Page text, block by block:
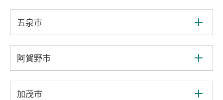
五泉市
阿賀野市
加茂市